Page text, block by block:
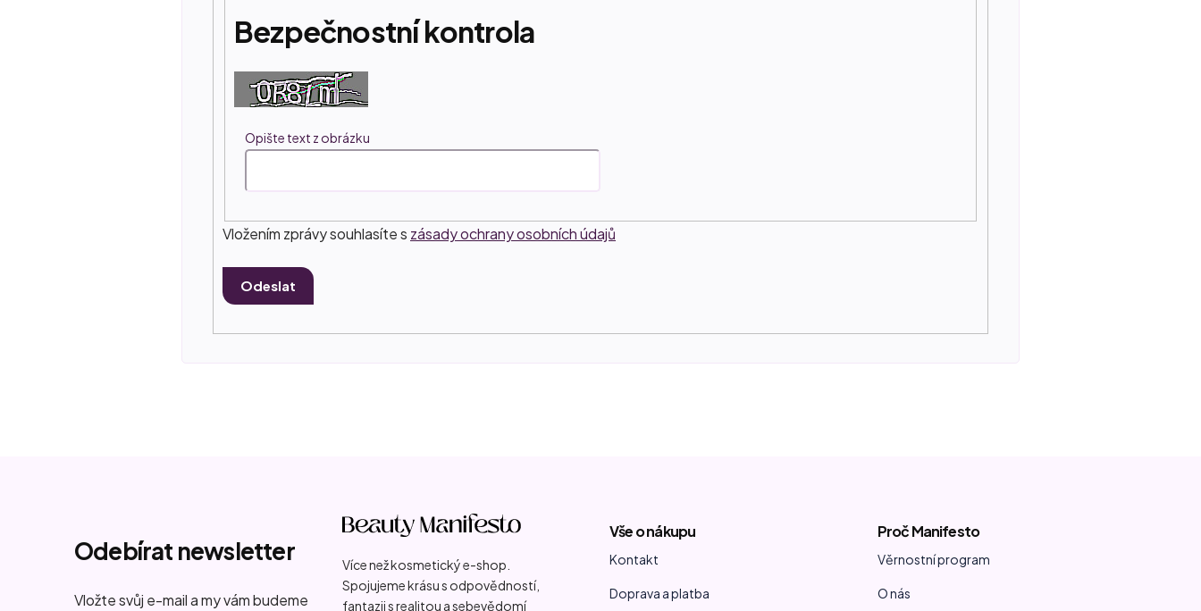
Bezpečnostní kontrola
Opište text z obrázku
Vložením zprávy souhlasíte s zásady ochrany osobních údajů
Odeslat
Odebírat newsletter
Vložte svůj e-mail a my vám budeme
Více než kosmetický e-shop.
Spojujeme krásu s odpovědností,
fantazii s realitou a sebevědomí
Vše o nákupu
Kontakt
Doprava a platba
Proč Manifesto
Věrnostní program
O nás